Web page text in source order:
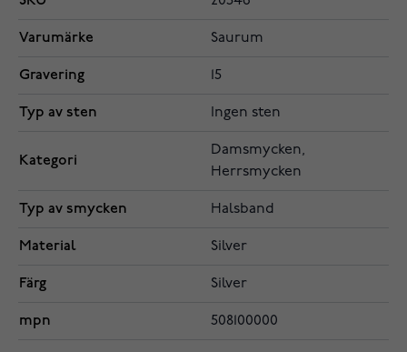
Varumärke Saurum
Gravering 15
Typ av sten Ingen sten
Kategori
Damsmycken,
Herrsmycken
Typ av smycken Halsband
Material Silver
Färg Silver
mpn 508100000